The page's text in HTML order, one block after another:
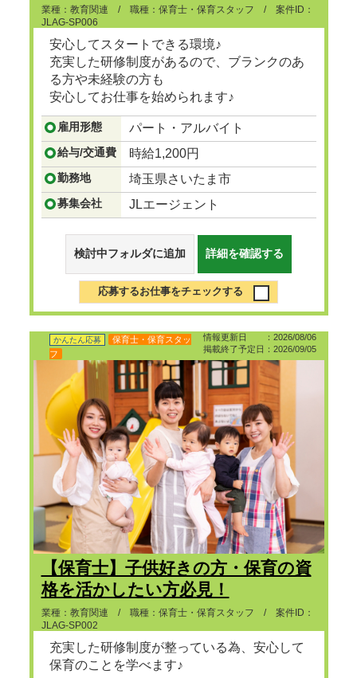
業種：教育関連 / 職種：保育士・保育スタッフ / 案件ID：
JLAG-SP006
安心してスタートできる環境♪
充実した研修制度があるので、ブランクのあ
る方や未経験の方も
安心してお仕事を始められます♪
...つづきを見る
雇用形態 パート・アルバイト
給与/交通費 時給1,200円
勤務地 埼玉県さいたま市
募集会社 JLエージェント
検討中フォルダに追加 詳細を確認する
応募するお仕事をチェックする
情報更新日 ：2026/08/06
掲載終了予定日：2026/09/05
かんたん応募
保育士・保育スタッ
フ
【保育士】子供好きの方・保育の資
格を活かしたい方必見！
業種：教育関連 / 職種：保育士・保育スタッフ / 案件ID：
JLAG-SP002
充実した研修制度が整っている為、安心して
保育のことを学べます♪